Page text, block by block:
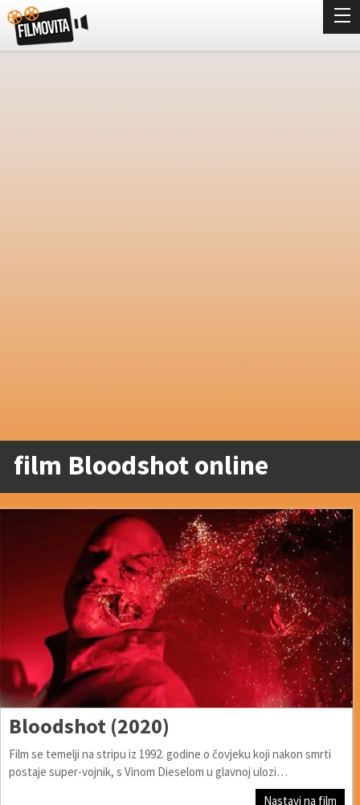
film Bloodshot online
Bloodshot (2020)
Film se temelji na stripu iz 1992. godine o čovjeku koji nakon smrti
postaje super-vojnik, s Vinom Dieselom u glavnoj ulozi…
Nastavi na film